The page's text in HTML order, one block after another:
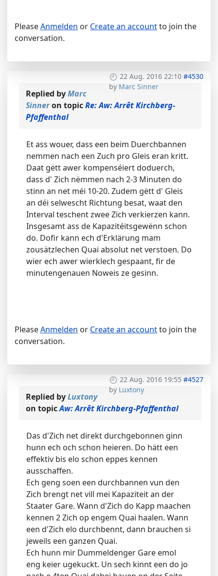
PleaseAnmelden or Create an accountto join the
conversation.
22 Aug. 2016 22:10 #4530
by Marc Sinner
Replied byMarc
Sinneron topicRe: Aw: Arrêt Kirchberg-
Pfaffenthal
Et ass wouer, dass een beim Duerchbannen
nemmen nach een Zuch pro Gleis eran kritt.
Daat gëtt awer kompenséiert doduerch,
dass d' Zich nëmmen nach 2-3 Minuten do
stinn an net méi 10-20. Zudem gëtt d' Gleis
an déi selwescht Richtung besat, waat den
Interval teschent zwee Zich verkierzen kann.
Insgesamt ass de Kapazitéitsgewënn schon
do. Dofir kann ech d'Erklärung mam
zousätzlechen Quai absolut net verstoen. Do
wier ech awer wierklech gespaant, fir de
minutengenauen Noweis ze gesinn.
PleaseAnmelden or Create an accountto join the
conversation.
22 Aug. 2016 19:55 #4527
by Luxtony
Replied byLuxtony
on topicAw: Arrêt Kirchberg-Pfaffenthal
Das d'Zich net direkt durchgebonnen ginn
hunn ech och schon heieren. Do hätt een
effektiv bis elo schon eppes kennen
ausschaffen.
Ech geng soen een durchbannen vun den
Zich brengt net vill mei Kapaziteit an der
Staater Gare. Wann d'Zich do Kapp maachen
kennen 2 Zich op engem Quai haalen. Wann
een d'Zich elo durchbennt, dann brauchen si
jeweils een ganzen Quai.
Ech hunn mir Dummeldenger Gare emol
eng keier ugekuckt. Un sech kinnt een do jo